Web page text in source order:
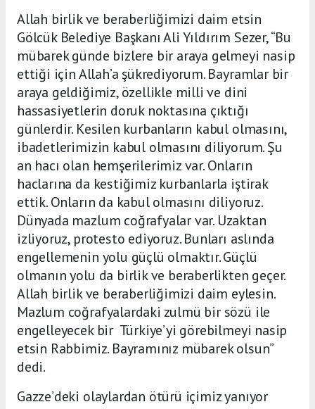
Allah birlik ve beraberliğimizi daim etsin
Gölcük Belediye Başkanı Ali Yıldırım Sezer, “Bu
mübarek günde bizlere bir araya gelmeyi nasip
ettiği için Allah’a şükrediyorum. Bayramlar bir
araya geldiğimiz, özellikle milli ve dini
hassasiyetlerin doruk noktasına çıktığı
günlerdir. Kesilen kurbanların kabul olmasını,
ibadetlerimizin kabul olmasını diliyorum. Şu
an hacı olan hemşerilerimiz var. Onların
haclarına da kestiğimiz kurbanlarla iştirak
ettik. Onların da kabul olmasını diliyoruz.
Dünyada mazlum coğrafyalar var. Uzaktan
izliyoruz, protesto ediyoruz. Bunları aslında
engellemenin yolu güçlü olmaktır. Güçlü
olmanın yolu da birlik ve beraberlikten geçer.
Allah birlik ve beraberliğimizi daim eylesin.
Mazlum coğrafyalardaki zulmü bir sözü ile
engelleyecek bir Türkiye’yi görebilmeyi nasip
etsin Rabbimiz. Bayramınız mübarek olsun”
dedi.
Gazze’deki olaylardan ötürü içimiz yanıyor